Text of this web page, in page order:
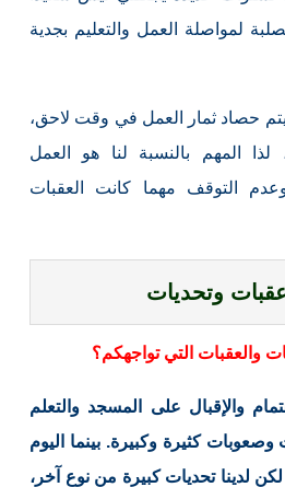
لمواصلة العمل والتعليم بجدية
يتم حصاد ثمار العمل في وقت لاحق،
المهم بالنسبة لنا هو العمل
وعدم التوقف مهما كانت العقبات
وتحديات
والعقبات التي تواجهكم؟
والإقبال على المسجد والتعلم
وصعوبات كثيرة وكبيرة. بينما اليوم
لدينا تحديات كبيرة من نوع آخر،